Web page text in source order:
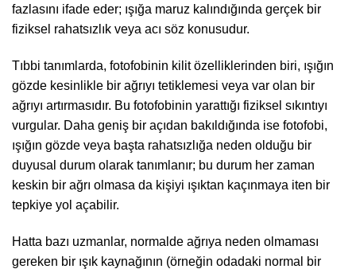
fazlasını ifade eder; ışığa maruz kalındığında gerçek bir
fiziksel rahatsızlık veya acı söz konusudur.
Tıbbi tanımlarda, fotofobinin kilit özelliklerinden biri, ışığın
gözde kesinlikle bir ağrıyı tetiklemesi veya var olan bir
ağrıyı artırmasıdır. Bu fotofobinin yarattığı fiziksel sıkıntıyı
vurgular. Daha geniş bir açıdan bakıldığında ise fotofobi,
ışığın gözde veya başta rahatsızlığa neden olduğu bir
duyusal durum olarak tanımlanır; bu durum her zaman
keskin bir ağrı olmasa da kişiyi ışıktan kaçınmaya iten bir
tepkiye yol açabilir.
Hatta bazı uzmanlar, normalde ağrıya neden olmaması
gereken bir ışık kaynağının (örneğin odadaki normal bir